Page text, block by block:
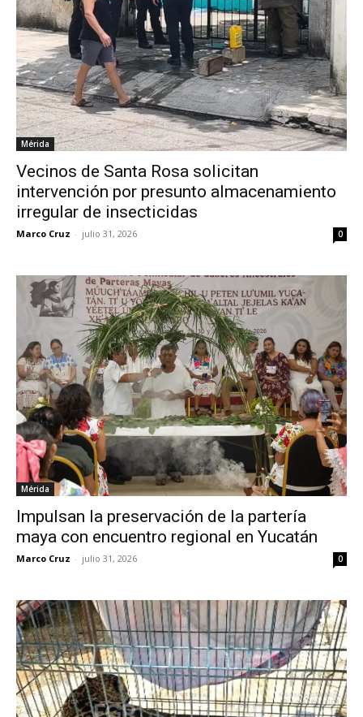
Mérida
Vecinos de Santa Rosa solicitan
intervención por presunto almacenamiento
irregular de insecticidas
Marco Cruz - julio 31, 2026 0
Mérida
Impulsan la preservación de la partería
maya con encuentro regional en Yucatán
Marco Cruz - julio 31, 2026 0